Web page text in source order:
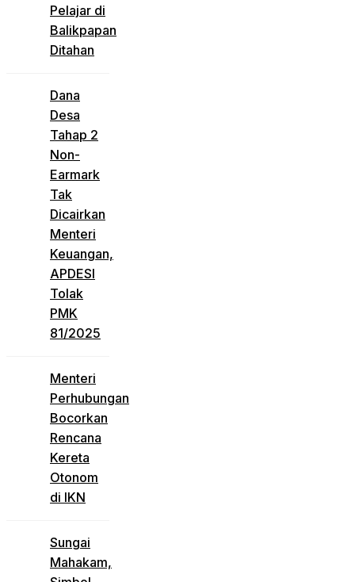
Pelajar di
Balikpapan
Ditahan
Dana
Desa
Tahap 2
Non-
Earmark
Tak
Dicairkan
Menteri
Keuangan,
APDESI
Tolak
PMK
81/2025
Menteri
Perhubungan
Bocorkan
Rencana
Kereta
Otonom
di IKN
Sungai
Mahakam,